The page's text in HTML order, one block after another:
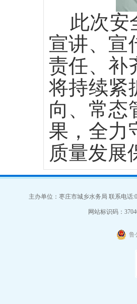
此次安
宣讲、宣
责任、补
将持续紧
向、常态
果，全力
质量发展
主办单位：枣庄市城乡水务局 联系电话
网站标识码：
鲁